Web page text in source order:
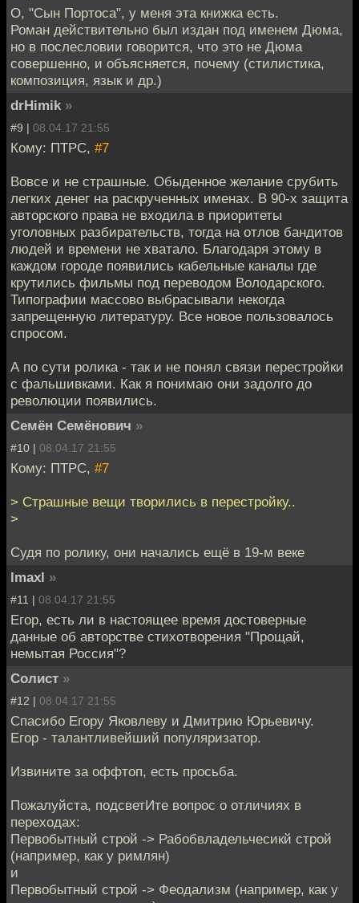
О, "Сын Портоса", у меня эта книжка есть.
Роман действительно был издан под именем Дюма,
но в послесловии говорится, что это не Дюма
совершенно, и объясняется, почему (стилистика,
композиция, язык и др.)
drHimik »
#9 | 08.04.17 21:55
Кому: ПТРС, #7
Вовсе и не страшные. Обыденное желание срубить
легких денег на раскрученных именах. В 90-х защита
авторского права не входила в приоритеты
уголовных разбирательств, тогда на отлов бандитов
людей и времени не хватало. Благодаря этому в
каждом городе появились кабельные каналы где
крутились фильмы под переводом Володарского.
Типографии массово выбрасывали некогда
запрещенную литературу. Все новое пользовалось
спросом.
А по сути ролика - так и не понял связи перестройки
с фальшивками. Как я понимаю они задолго до
революции появились.
Семён Семёнович »
#10 | 08.04.17 21:55
Кому: ПТРС, #7
> Страшные вещи творились в перестройку..
>
Судя по ролику, они начались ещё в 19-м веке
lmaxl »
#11 | 08.04.17 21:55
Егор, есть ли в настоящее время достоверные
данные об авторстве стихотворения "Прощай,
немытая Россия"?
Солист »
#12 | 08.04.17 21:55
Спасибо Егору Яковлеву и Дмитрию Юрьевичу.
Егор - талантливейший популяризатор.
Извините за оффтоп, есть просьба.
Пожалуйста, подсветИте вопрос о отличиях в
переходах:
Первобытный строй -> Рабобвладельчесикй строй
(например, как у римлян)
и
Первобытный строй -> Феодализм (например, как у